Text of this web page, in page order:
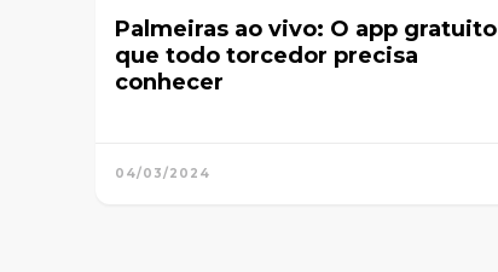
Palmeiras ao vivo: O app gratuito
que todo torcedor precisa
conhecer
04/03/2024